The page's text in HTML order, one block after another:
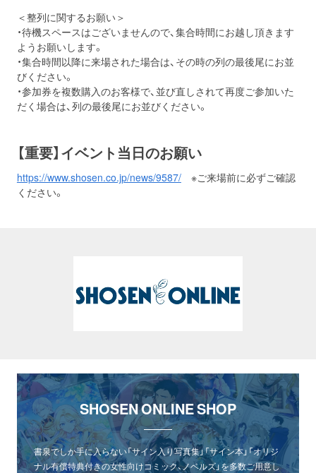
＜整列に関するお願い＞
・待機スペースはございませんので、集合時間にお越し頂きます
ようお願いします。
・集合時間以降に来場された場合は、その時の列の最後尾にお並
びください。
・参加券を複数購入のお客様で、並び直しされて再度ご参加いた
だく場合は、列の最後尾にお並びください。
【重要】イベント当日のお願い
https://www.shosen.co.jp/news/9587/※ご来場前に必ずご確認
ください。
SHOSEN ONLINE SHOP
書泉でしか手に入らない「サイン入り写真集」「サイン本」「オリジ
ナル有償特典付きの女性向けコミック、ノベルズ」を多数ご用意し